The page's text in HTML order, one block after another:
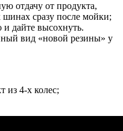
отдачу от продукта,
сразу после мойки;
и дайте высохнуть.
вид «новой резины» у
из 4-х колес;